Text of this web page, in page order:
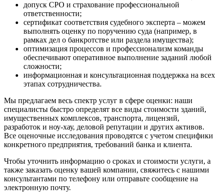
допуск СРО и страхование профессиональной
ответственности;
сертификат соответствия судебного эксперта – можем
выполнять оценку по поручению суда (например, в
рамках дел о банкротстве или раздела имущества);
оптимизация процессов и профессионализм команды
обеспечивают оперативное выполнение заданий любой
сложности;
информационная и консультационная поддержка на всех
этапах сотрудничества.
Мы предлагаем весь спектр услуг в сфере оценки: наши
специалисты быстро определят все виды стоимости зданий,
имущественных комплексов, транспорта, лицензий,
разработок и ноу-хау, деловой репутации и других активов.
Все оценочные исследования проводятся с учетом специфики
конкретного предприятия, требований банка и клиента.
Чтобы уточнить информацию о сроках и стоимости услуги, а
также заказать оценку вашей компании, свяжитесь с нашими
консультантами по телефону или отправьте сообщение на
электронную почту.
Екатеринбург
Елизово
Енисейск
Ермолино
Железногорск
Железногорск-Илимский
Жуковский
Заводоуковск
Заозерный
Заполярный
Зарайск
Заречный
Заринск